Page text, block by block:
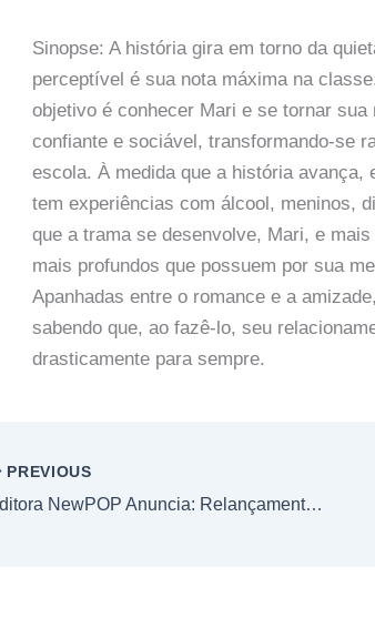
Sinopse: A história gira em torno da
perceptível é sua nota máxima na
objetivo é conhecer Mari e se tornar
confiante e sociável, transformando-se
escola. À medida que a história avança,
tem experiências com álcool, meninos,
que a trama se desenvolve, Mari, e
mais profundos que possuem por sua
Apanhadas entre o romance e a
sabendo que, ao fazê-lo, seu
drasticamente para sempre.
PREVIOUS
Editora NewPOP Anuncia: Relançamento de Kimba: O Leão Branco